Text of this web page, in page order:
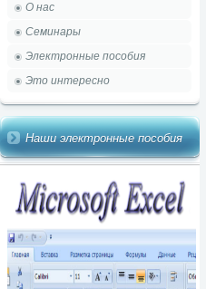
О нас
Семинары
Электронные пособия
Это интересно
Наши электронные пособия